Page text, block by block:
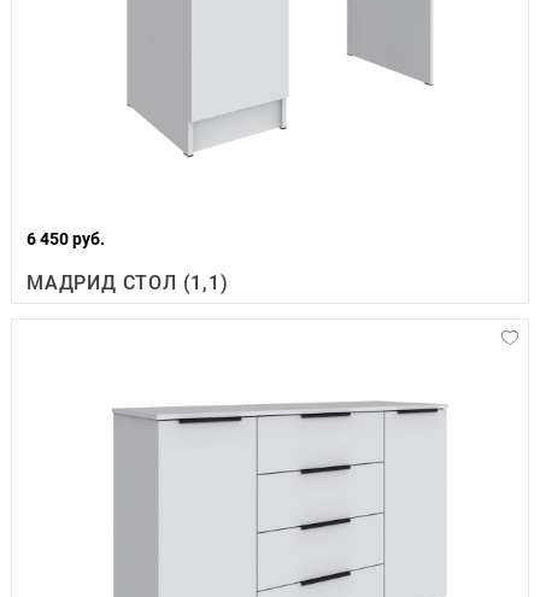
6 450 руб.
МАДРИД СТОЛ (1,1)